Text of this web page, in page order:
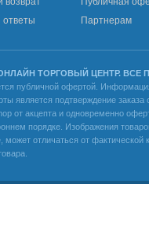
ответы
Партнерам
– ОНЛАЙН ТОРГОВЫЙ ЦЕНТР.
публичной офертой.
является подтверждение
от акцепта и одновременно
порядке. Изображения
может отличаться от